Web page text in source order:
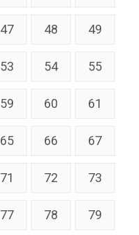
47 48 49
53 54 55
59 60 61
65 66 67
71 72 73
77 78 79